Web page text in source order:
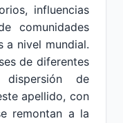
influencias
comunidades
a nivel mundial.
de diferentes
de
apellido, con
remontan a la